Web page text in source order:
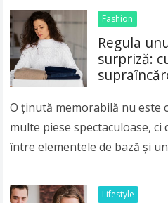
Fashion
Regula
surpriză:
O ținută memorabilă nu este
multe piese spectaculoase,
între elementele de bază și
Lifestyle